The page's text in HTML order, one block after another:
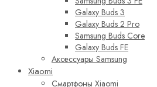
Galaxy Buds 3
Galaxy Buds 2 Pro
Samsung Buds Core
Galaxy Buds FE
Аксессуары Samsung
Xiaomi
Смартфоны Xiaomi